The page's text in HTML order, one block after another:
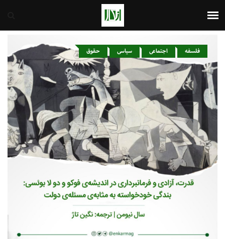
9th August 2026
فلسفه اجتماعی سیاسی حقوق